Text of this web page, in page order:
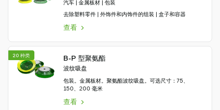
汽车 | 金属板材 | 包装
去除塑料零件 | 外饰件和内饰件的组装 | 盒子和容器
查看
B-P 型聚氨酯
波纹吸盘
包装。金属板材。聚氨酯波纹吸盘。可选尺寸：75、
150、200 毫米
查看
20 种类